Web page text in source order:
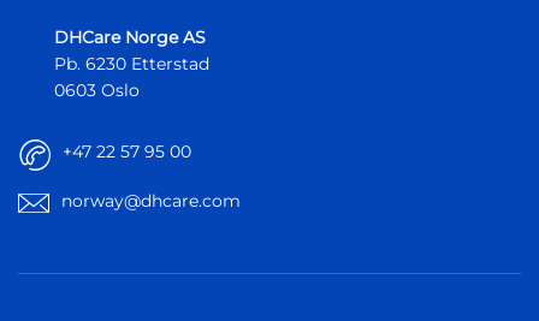
DHCare Norge AS
Pb. 6230 Etterstad
0603 Oslo
+47 22 57 95 00
norway@dhcare.com